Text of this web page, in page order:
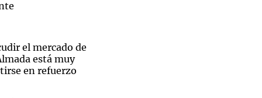
el mercado de
está muy
en refuerzo